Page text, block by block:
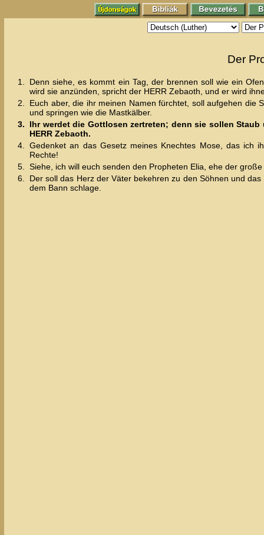
Der
1.
Denn siehe, es kommt ein Tag, der brennen soll wie ein
wird sie anzünden, spricht der HERR Zebaoth, und er wird
2.
Euch aber, die ihr meinen Namen fürchtet, soll aufgehen die
und springen wie die Mastkälber.
3.
Ihr werdet die Gottlosen zertreten; denn sie sollen
HERR Zebaoth.
4.
Gedenket an das Gesetz meines Knechtes Mose, das ich
Rechte!
5.
Siehe, ich will euch senden den Propheten Elia, ehe der
6.
Der soll das Herz der Väter bekehren zu den Söhnen und
dem Bann schlage.